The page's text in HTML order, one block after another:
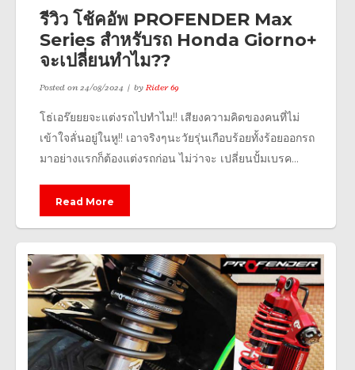
รีวิว โช้คอัพ PROFENDER Max
Series สำหรับรถ Honda Giorno+
จะเปลี่ยนทำไม??
Posted on24/08/2024 byRider 69
โธ่เอร๊ยยยจะแต่งรถไปทำไม!! เสียงความคิดของคนที่ไม่
เข้าใจลั่นอยู่ในหู!! เอาจริงๆนะวัยรุ่นเกือบร้อยทั้งร้อยออกรถ
มาอย่างแรกก็ต้องแต่งรถก่อน ไม่ว่าจะ เปลี่ยนปั้มเบรค...
Read More